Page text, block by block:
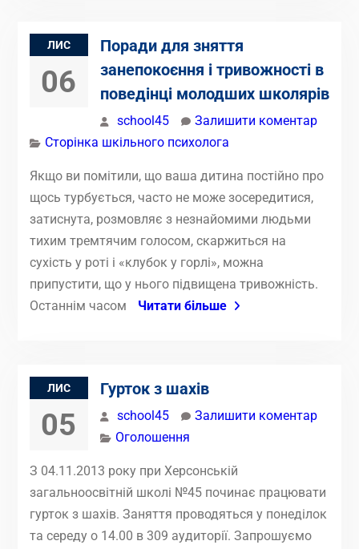
ЛИС
06
Поради для зняття
занепокоєння і тривожності в
поведінці молодших школярів
school45
Залишити коментар
Сторінка шкільного психолога
Якщо ви помітили, що ваша дитина постійно про
щось турбується, часто не може зосередитися,
затиснута, розмовляє з незнайомими людьми
тихим тремтячим голосом, скаржиться на
сухість у роті і «клубок у горлі», можна
припустити, що у нього підвищена тривожність.
Останнім часом
Читати більше
ЛИС
05
Гурток з шахів
school45
Залишити коментар
Оголошення
З 04.11.2013 року при Херсонській
загальноосвітній школі №45 починає працювати
гурток з шахів. Заняття проводяться у понеділок
та середу о 14.00 в 309 аудиторії. Запрошуємо